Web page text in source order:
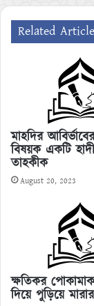
Related
মাহদির
বিষয়ক একটি
তাহকীক
August 20, 2023
ক্ষতিকর
দিয়ে পুড়িয়ে